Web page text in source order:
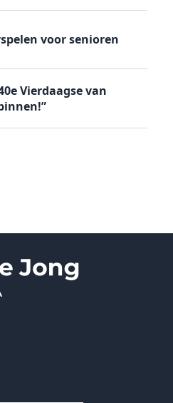
voor senioren
Vierdaagse van